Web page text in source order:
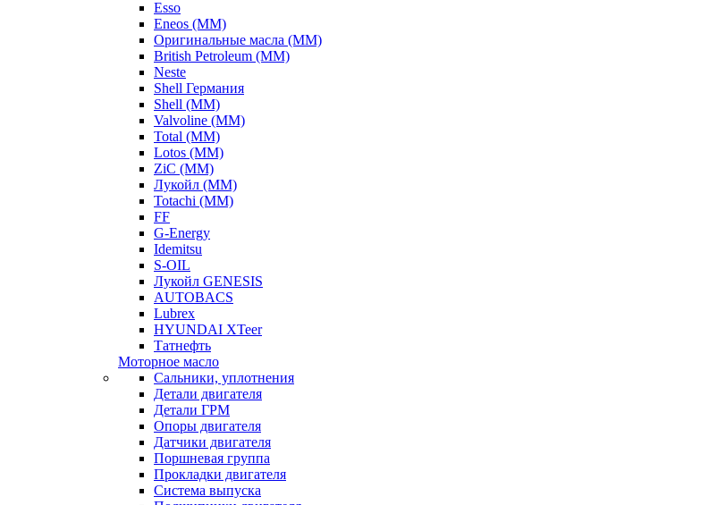
Esso
Eneos (ММ)
Оригинальные масла (ММ)
British Petroleum (ММ)
Neste
Shell Германия
Shell (ММ)
Valvoline (ММ)
Total (ММ)
Lotos (ММ)
ZiC (ММ)
Лукойл (ММ)
Totachi (MM)
FF
G-Energy
Idemitsu
S-OIL
Лукойл GENESIS
AUTOBACS
Lubrex
HYUNDAI XTeer
Татнефть
Моторное масло
Сальники, уплотнения
Детали двигателя
Детали ГРМ
Опоры двигателя
Датчики двигателя
Поршневая группа
Прокладки двигателя
Система выпуска